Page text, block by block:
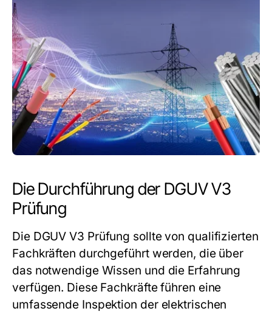
Die Durchführung der DGUV V3
Prüfung
Die DGUV V3 Prüfung sollte von qualifizierten
Fachkräften durchgeführt werden, die über
das notwendige Wissen und die Erfahrung
verfügen. Diese Fachkräfte führen eine
umfassende Inspektion der elektrischen